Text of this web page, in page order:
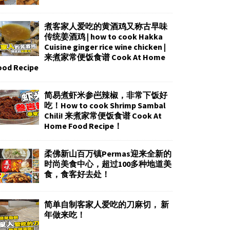
煮客家人爱吃的黄酒鸡又称古早味
传统姜酒鸡 | how to cook Hakka
Cuisine ginger rice wine chicken |
来煮家常便饭食谱 Cook At Home
Recipe
简易煮虾米参岜辣椒，非常下饭好
吃！How to cook Shrimp Sambal
Chili! 来煮家常便饭食谱 Cook At
Home Food Recipe！
柔佛新山百万镇Permas迎来全新的
时尚美食中心，超过100多种地道美
食，食客好去处！
简单自制客家人爱吃的刀麻切， 新
年做来吃！